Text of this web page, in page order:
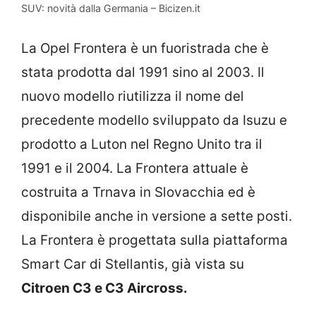
SUV: novità dalla Germania – Bicizen.it
La Opel Frontera è un fuoristrada che è
stata prodotta dal 1991 sino al 2003. Il
nuovo modello riutilizza il nome del
precedente modello sviluppato da Isuzu e
prodotto a Luton nel Regno Unito tra il
1991 e il 2004. La Frontera attuale è
costruita a Trnava in Slovacchia ed è
disponibile anche in versione a sette posti.
La Frontera è progettata sulla piattaforma
Smart Car di Stellantis, già vista su
Citroen C3 e C3 Aircross.